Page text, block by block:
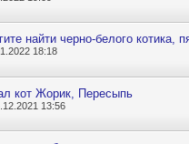
найти черно-белого котика,
18:18
кот Жорик, Пересыпь
13:56